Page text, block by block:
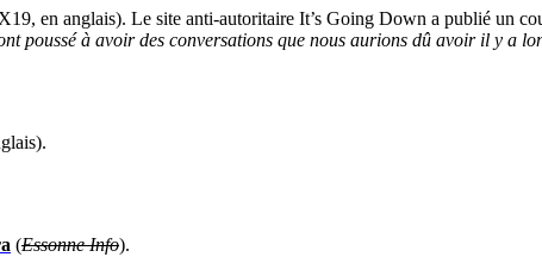
en anglais). Le site anti-autoritaire It’s Going Down a publié un
poussé à avoir des conversations que nous aurions dû avoir il y a
(Essonne Info).